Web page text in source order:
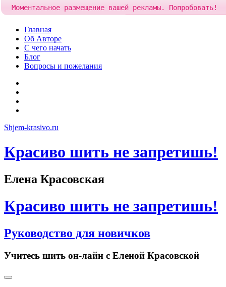
Skip
content
Главная
Об Авторе
С чего начать
Блог
Вопросы и пожелания
Shjem-krasivo.ru
Красиво шить не запретишь!
Елена Красовская
Красиво шить не запретишь!
Руководство для новичков
Учитесь шить он-лайн с Еленой Красовской
Primary
Моментальное размещение вашей рекламы. Попробовать!